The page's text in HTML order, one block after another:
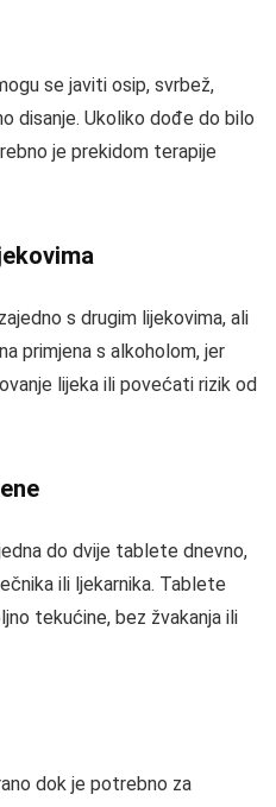
se javiti osip, svrbež,
disanje. Ukoliko dođe do bilo
je prekidom terapije
s drugim lijekovima, ali
primjena s alkoholom, jer
lijeka ili povećati rizik od
do dvije tablete dnevno,
ili ljekarnika. Tablete
tekućine, bez žvakanja ili
dok je potrebno za